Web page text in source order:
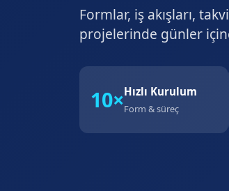
Formlar, iş akışları,
projelerinde günler
10×Hızlı Kurulum
Form & süreç